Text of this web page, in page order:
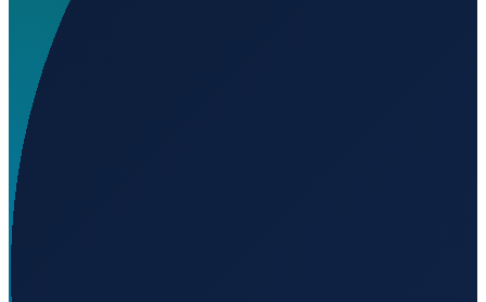
Wird geladen...
48.34222
475
Hamburg